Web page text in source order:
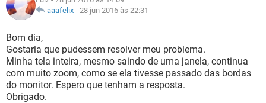
INSTAGRAM
GUIA DE COMPRAS
OUTLOOK EXCEL
INSTAGRAM
GUIA DE COMPRAS
JOGOS
CELULAR
OUTLOOK
INSTAGRAM GMAIL
GUIA DE COMPRAS
GLOSSÁRIO
JOGOS
CELULAR FACEBOOK
OUTLOOK EXCEL
INSTAGRAM GMAIL
aaafelix - 28 jun 2016 às 22:31
Bom dia,
Gostaria que pudessem resolver meu problema.
Minha tela inteira, mesmo saindo de uma janela, continua
com muito zoom, como se ela tivesse passado das bordas
do monitor. Espero que tenham a resposta.
Obrigado.